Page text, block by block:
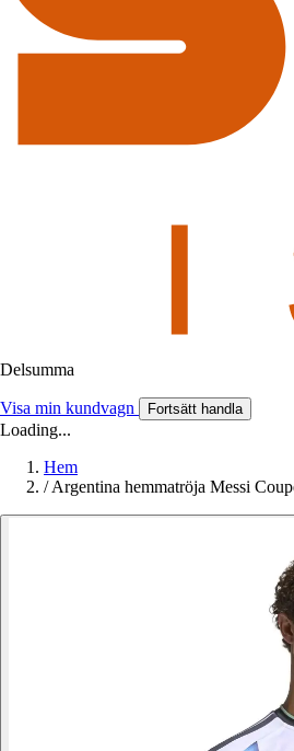
Delsumma
Visa min kundvagn Fortsätt handla
Loading...
Hem
/ Argentina hemmatröja Messi